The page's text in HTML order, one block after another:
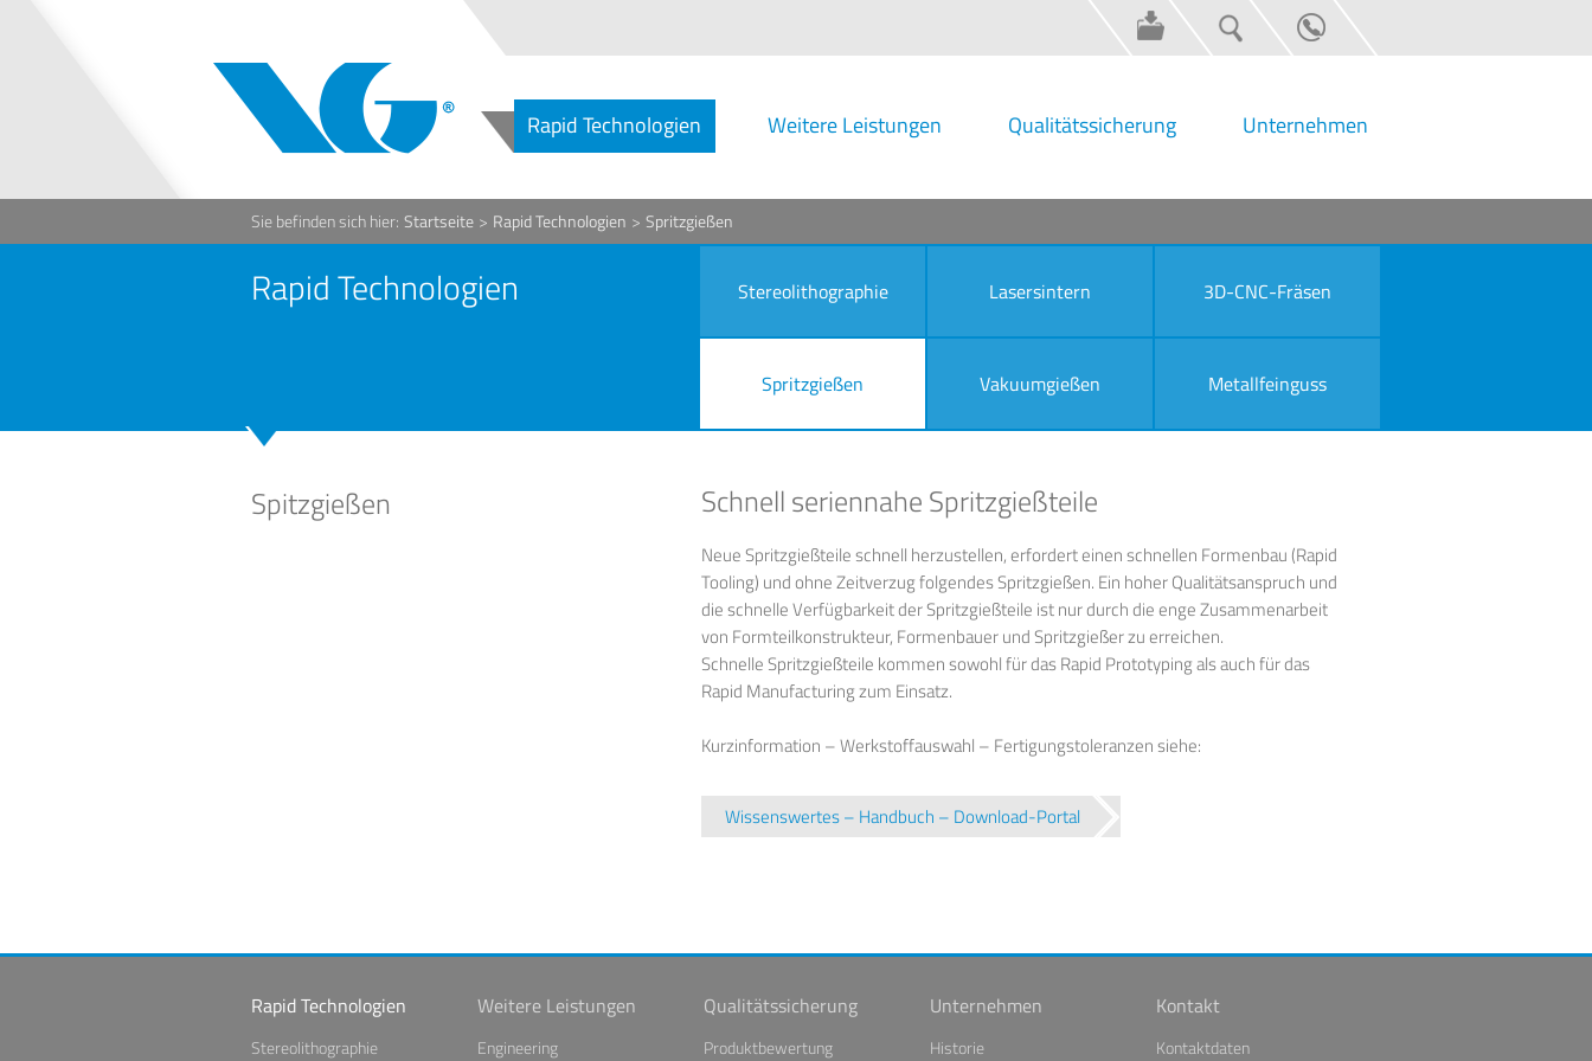
Rapid Technologien Weitere Leistungen Qualitätssicherung Unternehmen
Sie befinden sich hier: Startseite > Rapid Technologien > Spritzgießen
Stereolithographie Lasersintern 3D-CNC-Fräsen
Spritzgießen Vakuumgießen Metallfeinguss
Rapid Technologien
Spitzgießen Schnell seriennahe Spritzgießteile
Neue Spritzgießteile schnell herzustellen, erfordert einen schnellen Formenbau (Rapid
Tooling) und ohne Zeitverzug folgendes Spritzgießen. Ein hoher Qualitätsanspruch und
die schnelle Verfügbarkeit der Spritzgießteile ist nur durch die enge Zusammenarbeit
von Formteilkonstrukteur, Formenbauer und Spritzgießer zu erreichen.
Schnelle Spritzgießteile kommen sowohl für das Rapid Prototyping als auch für das
Rapid Manufacturing zum Einsatz.
Kurzinformation – Werkstoffauswahl – Fertigungstoleranzen siehe:
Wissenswertes – Handbuch – Download-Portal
Rapid Technologien
Stereolithographie
Weitere Leistungen
Engineering
Qualitätssicherung
Produktbewertung
Unternehmen
Historie
Kontakt
Kontaktdaten